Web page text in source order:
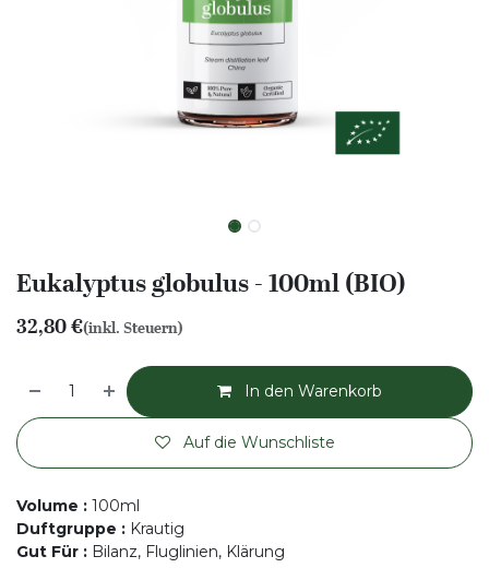
Eukalyptus globulus - 100ml (BIO)
32,80€(inkl. Steuern)
In den Warenkorb
Auf die Wunschliste
Volume : 100ml
Duftgruppe : Krautig
Gut Für : Bilanz, Fluglinien, Klärung